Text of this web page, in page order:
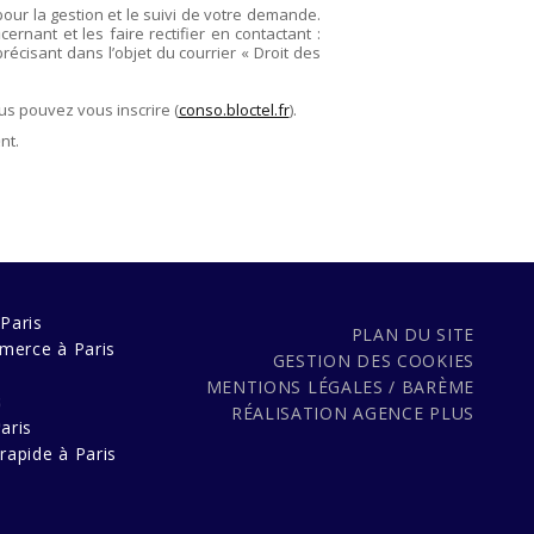
la gestion et le suivi de votre demande.
et les faire rectifier en contactant :
dans l’objet du courrier « Droit des
pouvez vous inscrire (conso.bloctel.fr).
à Paris
à Paris
PLAN DU SITE
GESTION DES COOKIES
MENTIONS LÉGALES / BARÈME
RÉALISATIONAGENCE PLUS